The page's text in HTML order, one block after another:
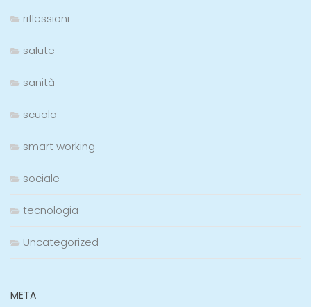
riflessioni
salute
sanità
scuola
smart working
sociale
tecnologia
Uncategorized
META